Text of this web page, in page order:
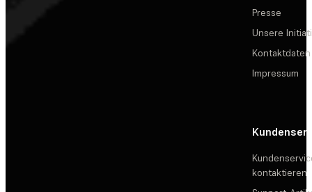
Presse
Unsere
Kontaktdaten
Impressum
kontaktieren